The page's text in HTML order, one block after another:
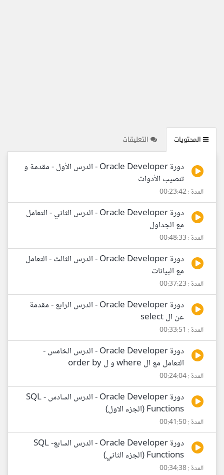
المحتويات التعليقات
دورة Oracle Developer - الدرس الأول - مقدمة و
تنصيب الأدوات
المدة : 00:23:42
دورة Oracle Developer - الدرس الثاني - التعامل
مع الجداول
المدة : 00:48:33
دورة Oracle Developer - الدرس الثالث - التعامل
مع البيانات
المدة : 00:37:23
دورة Oracle Developer - الدرس الرابع - مقدمة
عن ال select
المدة : 00:33:51
دورة Oracle Developer - الدرس الخامس -
التعامل مع ال where و ل order by
المدة : 00:24:04
دورة Oracle Developer - الدرس السادس - SQL
Functions (الجزء الاول)
المدة : 00:41:50
دورة Oracle Developer - الدرس السابع- SQL
Functions (الجزء الثاني)
المدة : 00:34:38